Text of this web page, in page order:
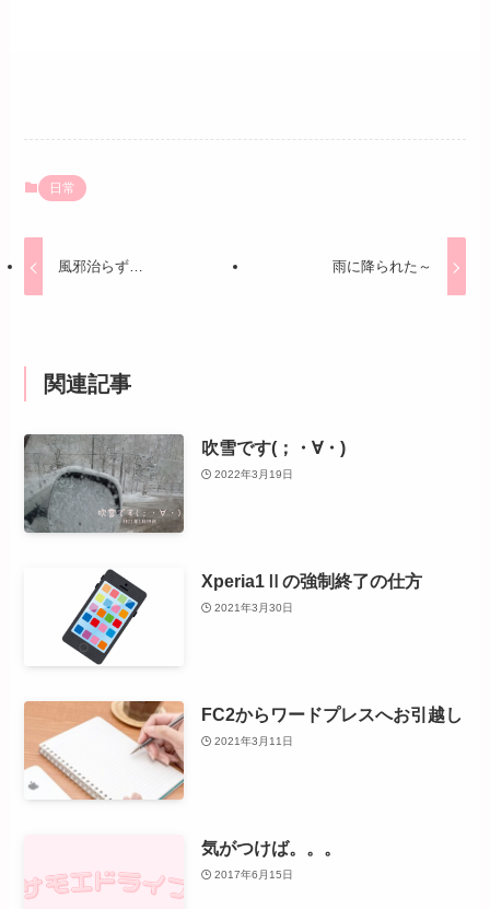
日常
風邪治らず… 雨に降られた～
関連記事
吹雪です(；・∀・)
2022年3月19日
Xperia1Ⅱの強制終了の仕方
2021年3月30日
FC2からワードプレスへお引越し
2021年3月11日
気がつけば。。。
2017年6月15日